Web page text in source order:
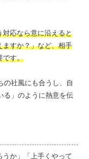
対応なら意に沿えると
ますか？」など、相手
です。
の社風にも合うし、自
る」のように熱意を伝
うか」「上手くやって